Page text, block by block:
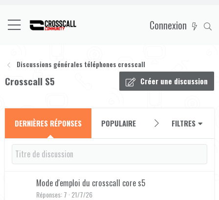
Connexion
Discussions générales téléphones crosscall
Crosscall S5 Créer une discussion
DERNIÈRES RÉPONSES POPULAIRE NOUVELLES
FILTRES
Mode d'emploi du crosscall core s5
Réponses 7 21/7/26